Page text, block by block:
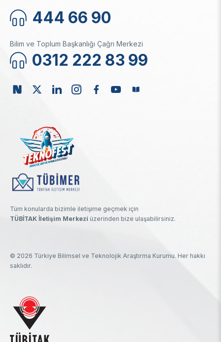
444 66 90
Bilim ve Toplum Başkanlığı Çağrı Merkezi
0312 222 83 99
Tüm konularda bizimle iletişime geçmek için
TÜBİTAK İletişim Merkezi üzerinden bize ulaşabilirsiniz.
© 2026 Türkiye Bilimsel ve Teknolojik Araştırma Kurumu. Her hakkı
saklıdır.